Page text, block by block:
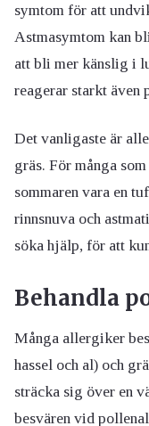
symtom för att
Astmasymtom kan
att bli mer känslig i
reagerar starkt även
Det vanligaste är
gräs. För många
sommaren vara en
rinnsnuva och
söka hjälp, för att
Behandla
Många allergiker
hassel och al) och
sträcka sig över en
besvären vid